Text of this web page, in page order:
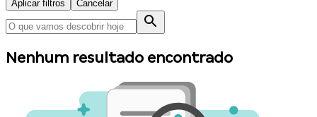
Aplicar filtros Cancelar
Nenhum resultado encontrado